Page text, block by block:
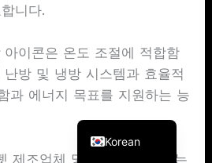
니다.
아이콘은 온도 조절에 적합함
방 및 냉방 시스템과 효율적
과 에너지 목표를 지원하는 능
제조업체 및 공급업체를 찾는
Korean
Japanese
Spanish